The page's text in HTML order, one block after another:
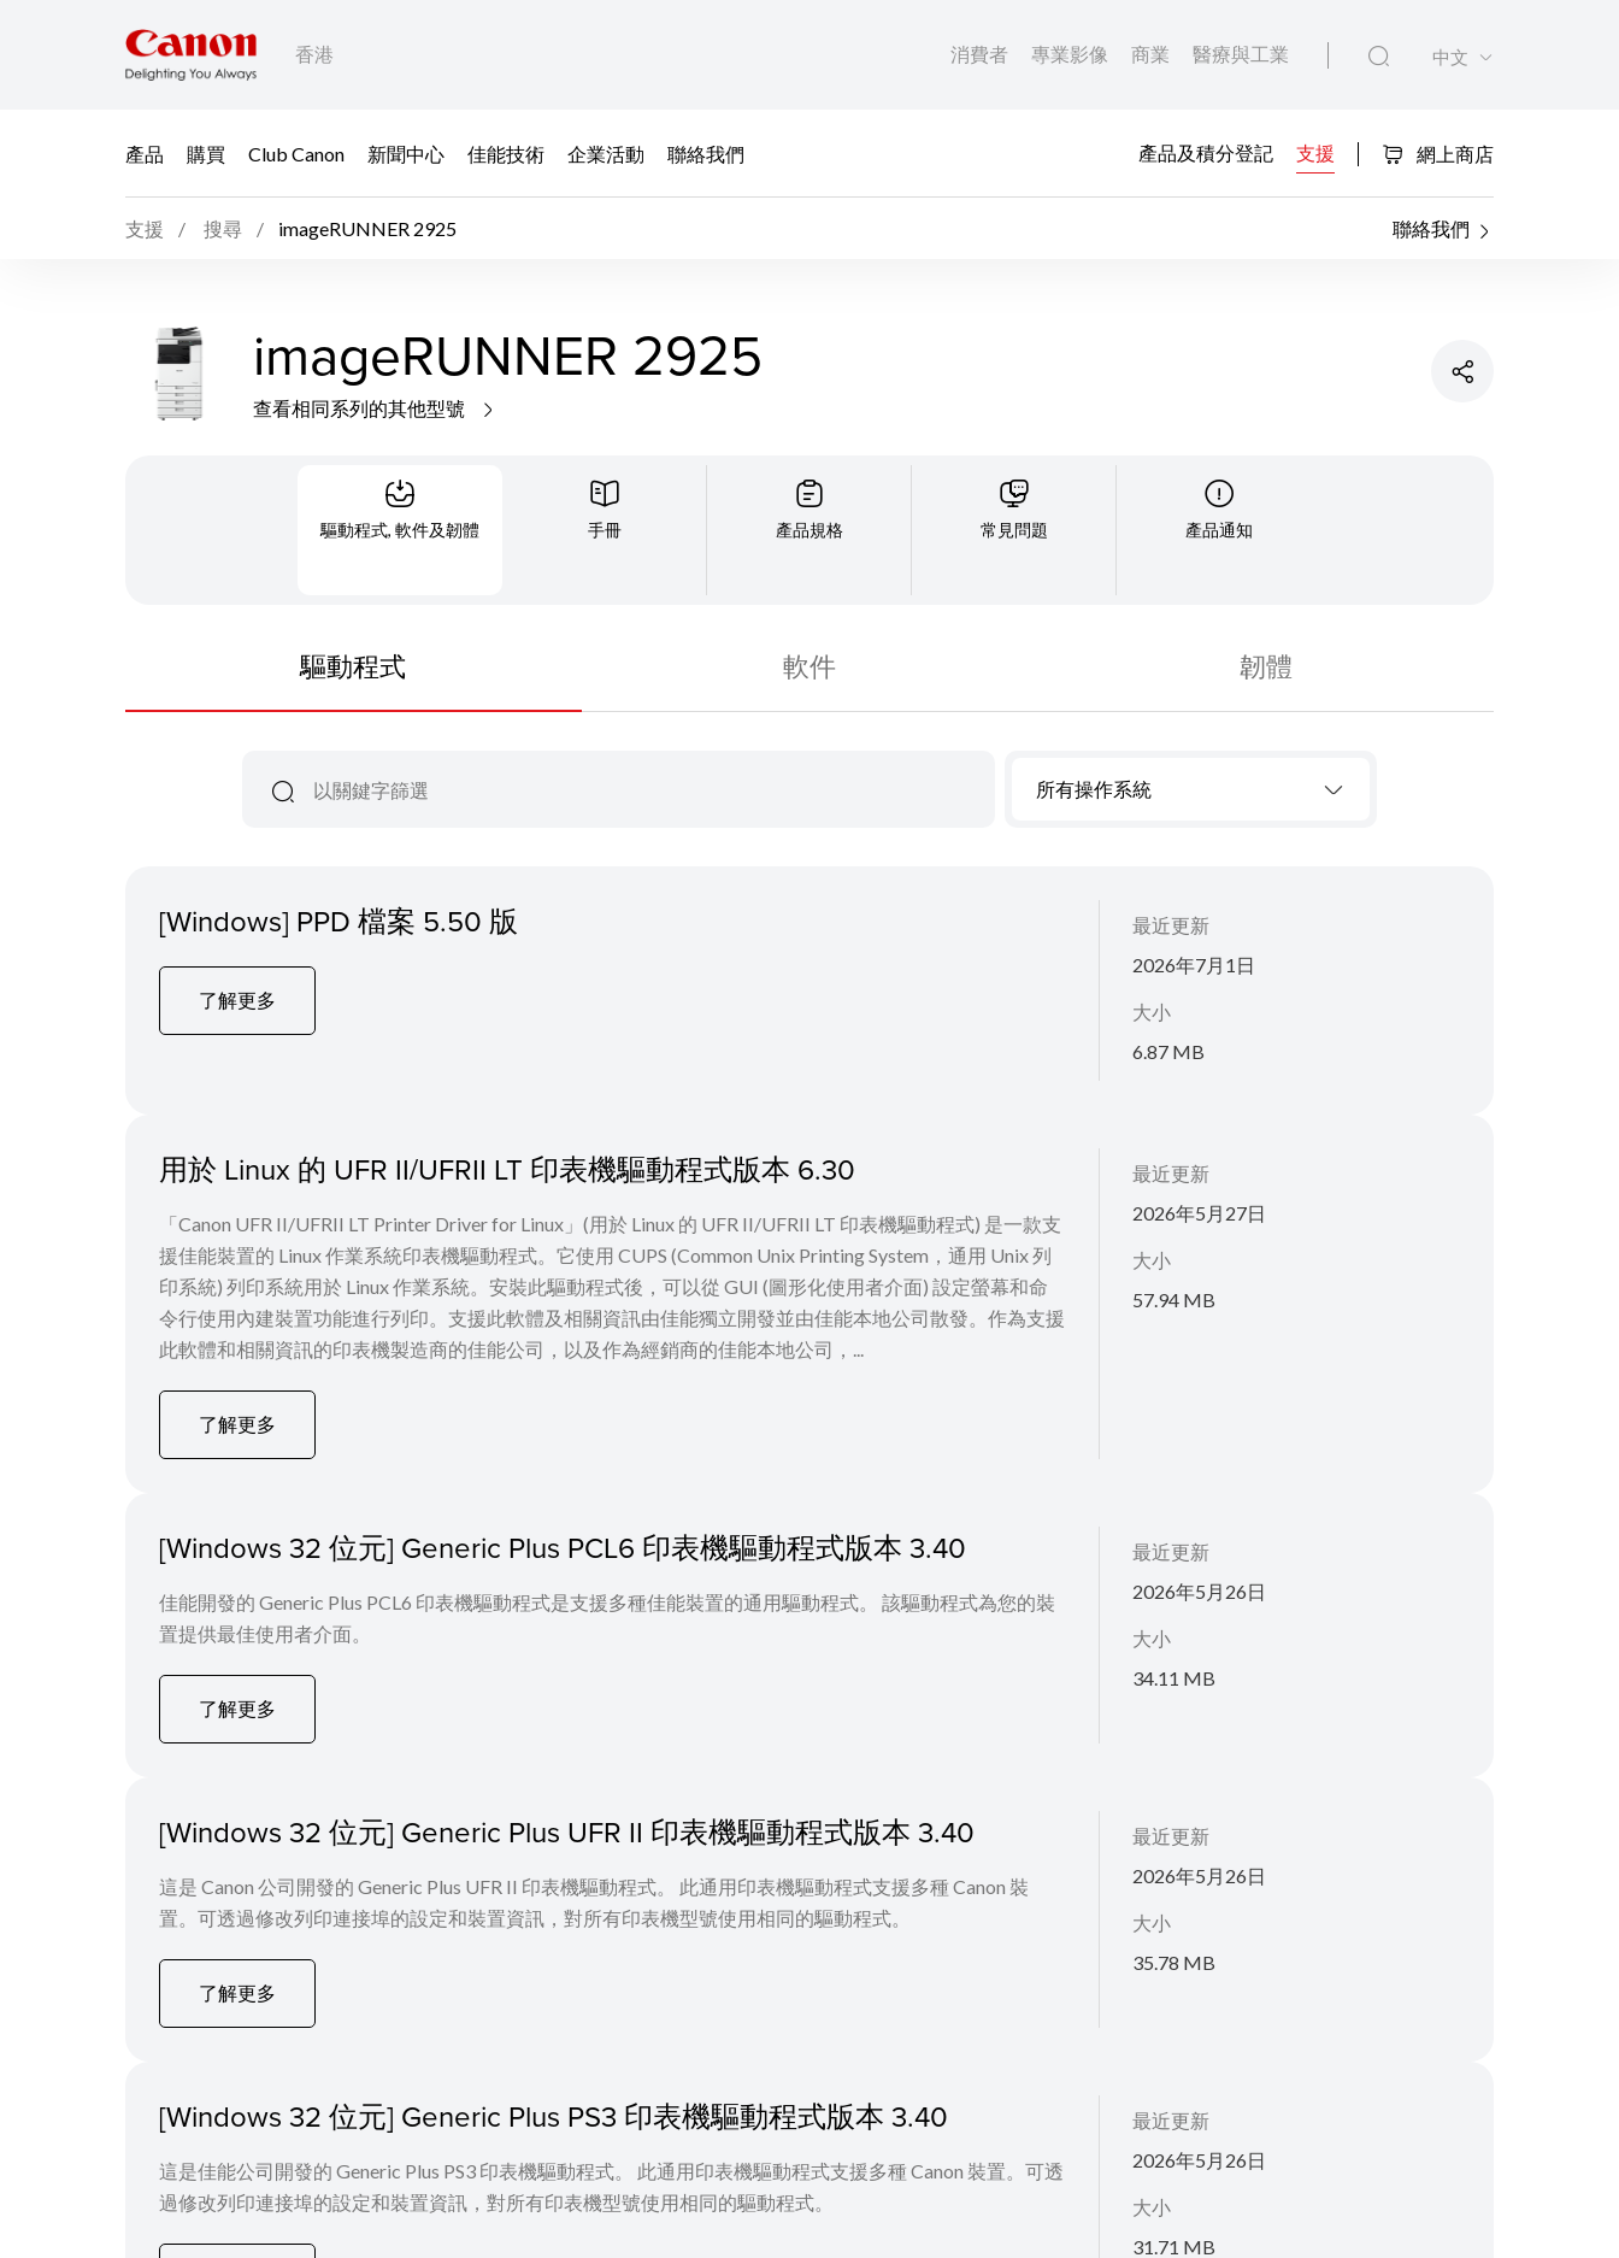
香港 消費者 專業影像 商業 醫療與工業 中文
產品 購買 Club Canon 新聞中心 佳能技術 企業活動 聯絡我們 產品及積分登記 支援 網上商店
支援 搜尋 imageRUNNER 2925 聯絡我們
imageRUNNER 2925
查看相同系列的其他型號
驅動程式, 軟件及韌體 手冊 產品規格 常見問題 產品通知
驅動程式 軟件 韌體
所有操作系統
[Windows] PPD 檔案 5.50 版
了解更多
最近更新
2026年7月1日
大小
6.87 MB
用於 Linux 的 UFR II/UFRII LT 印表機驅動程式版本 6.30
「Canon UFR II/UFRII LT Printer Driver for Linux」(用於 Linux 的 UFR II/UFRII LT 印表機驅動程式) 是一款支
援佳能裝置的 Linux 作業系統印表機驅動程式。它使用 CUPS (Common Unix Printing System，通用 Unix 列
印系統) 列印系統用於 Linux 作業系統。安裝此驅動程式後，可以從 GUI (圖形化使用者介面) 設定螢幕和命
令行使用內建裝置功能進行列印。支援此軟體及相關資訊由佳能獨立開發並由佳能本地公司散發。作為支援
此軟體和相關資訊的印表機製造商的佳能公司，以及作為經銷商的佳能本地公司，...
了解更多
最近更新
2026年5月27日
大小
57.94 MB
[Windows 32 位元] Generic Plus PCL6 印表機驅動程式版本 3.40
佳能開發的 Generic Plus PCL6 印表機驅動程式是支援多種佳能裝置的通用驅動程式。 該驅動程式為您的裝
置提供最佳使用者介面。
了解更多
最近更新
2026年5月26日
大小
34.11 MB
[Windows 32 位元] Generic Plus UFR II 印表機驅動程式版本 3.40
這是 Canon 公司開發的 Generic Plus UFR II 印表機驅動程式。 此通用印表機驅動程式支援多種 Canon 裝
置。可透過修改列印連接埠的設定和裝置資訊，對所有印表機型號使用相同的驅動程式。
了解更多
最近更新
2026年5月26日
大小
35.78 MB
[Windows 32 位元] Generic Plus PS3 印表機驅動程式版本 3.40
這是佳能公司開發的 Generic Plus PS3 印表機驅動程式。 此通用印表機驅動程式支援多種 Canon 裝置。可透
過修改列印連接埠的設定和裝置資訊，對所有印表機型號使用相同的驅動程式。
最近更新
2026年5月26日
大小
31.71 MB